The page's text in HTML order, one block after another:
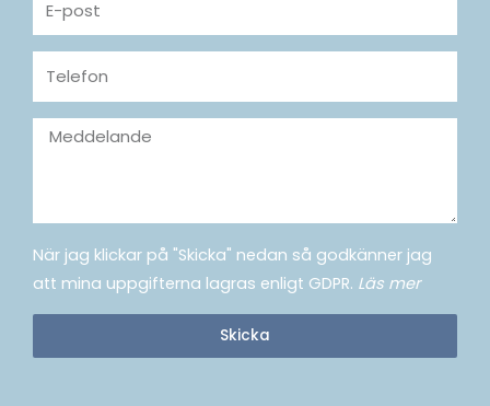
post
Telefon
Meddelande
När jag klickar på "Skicka" nedan så godkänner jag
att mina uppgifterna lagras enligt GDPR. Läs mer
Skicka